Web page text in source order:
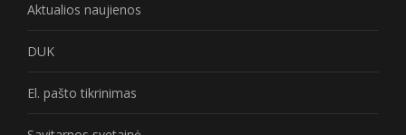
Aktualios naujienos
DUK
El. pašto tikrinimas